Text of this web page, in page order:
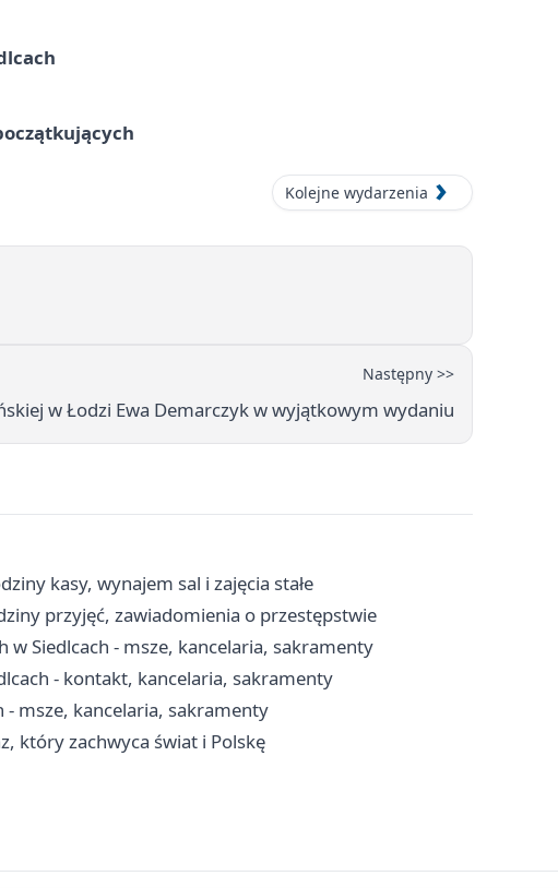
Kolejne wydarzenia
Następny >>
w Łodzi Ewa Demarczyk w wyjątkowym wydaniu
kasy, wynajem sal i zajęcia stałe
przyjęć, zawiadomienia o przestępstwie
w Siedlcach - msze, kancelaria, sakramenty
- kontakt, kancelaria, sakramenty
- msze, kancelaria, sakramenty
który zachwyca świat i Polskę